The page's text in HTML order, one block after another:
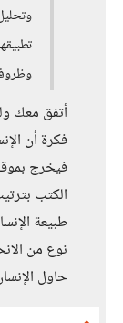
أتفق معك
فكرة أن
فيخرج
الكتب
طبيعة
نوع من
حاول